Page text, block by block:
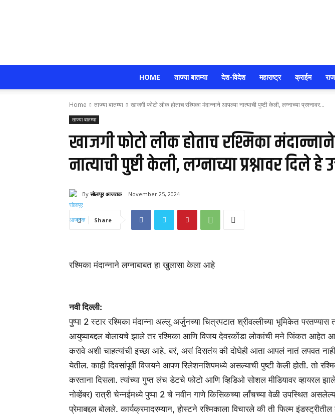
HOME ताज्या बातम्या देश-विदेश महाराष्ट्र क्राईम
Home ताज्या बातम्या खाजगी फोटो लीक होताच रश्मिका मंदान्नाने आपल्या नात्याची पुष्टी केली, लग्नाच्या प्रश्नावर...
ताज्या बातम्या
खाजगी फोटो लीक होताच रश्मिका
नात्याची पुष्टी केली, लग्नाच्या प्रश्नावर दिले हे
By सोलापूर आजतक November 25, 2024
Share
रश्मिका मंदान्नाने लग्नाबाबत हा खुलासा केला आहे
नवी दिल्ली:
पुष्पा 2 स्टार रश्मिका मंदान्ना अल्लू अर्जुनच्या चित्रपटात श्रीवल्लीच्या भूमिकेत
आयुष्याबद्दल बोलायचे झाले तर रश्मिका आणि विजय देवरकोंडा लोकांची मने जिंकत आहेत
करावे अशी चाहत्यांची इच्छा आहे. बरं, असं दिसतंय की दोघेही आता आपलं नातं लपवत
येतील. काही दिवसांपूर्वी विजयने आपण रिलेशनशिपमध्ये असल्याची पुष्टी केली होती. तो
करताना दिसला. त्यांच्या गुप्त लंच डेटचे फोटो आणि व्हिडिओ सोशल मीडियावर व्हायरल
नोव्हेंबर) रात्री चेन्नईमध्ये पुष्पा 2 चे नवीन गाणे किसिकच्या लाँचच्या वेळी उपस्थित
प्रेमाबद्दल बोलले. कार्यक्रमादरम्यान, होस्टने रश्मिकाला विचारले की ती फिल्म